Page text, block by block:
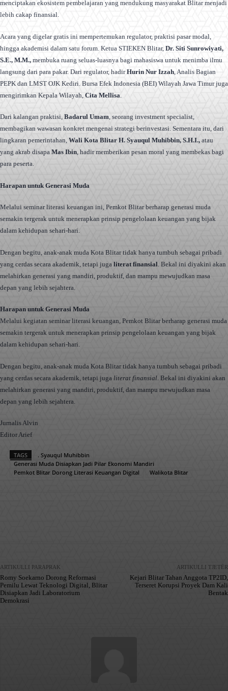
menciptakan ekosistem pembelajaran yang mendukung masyarakat Blitar menjadi
lebih cakap finansial.
Acara yang digelar gratis ini mempertemukan regulator, praktisi pasar modal,
hingga akademisi dalam satu forum. Ketua STIEKEN Blitar, Dr. Siti Sunrowiyati,
S.E., M.M., membuka ruang seluas-luasnya bagi mahasiswa untuk menimba ilmu
langsung dari para pakar. Dari regulator, hadirHurin Nur Izzah , Analis Bagian
PEPK dan LMST OJK Kediri. Bursa Efek Indonesia (BEI) Wilayah Jawa Timur juga
mengirimkan Kepala Wilayah, Cita Mellisa
Dari kalangan praktisi, Badarul Umam, seorang investment specialist,
membagikan wawasan konkret mengenai strategi berinvestasi. Sementara itu, dari
lingkaran pemerintahan, Wali Kota Blitar H. Syauqul Muhibbin, S.H.I., atau
yang akrab disapa Mas Ibin, hadir memberikan pesan moral yang membekas bagi
para peserta.
Harapan untuk Generasi Muda
Melalui seminar literasi keuangan ini, Pemkot Blitar berharap generasi muda
semakin tergerak untuk menerapkan prinsip pengelolaan keuangan yang bijak
dalam kehidupan sehari-hari.
Dengan begitu, anak-anak muda Kota Blitar tidak hanya tumbuh sebagai pribadi
yang cerdas secara akademik, tetapi juga literat finansial . Bekal ini diyakini akan
melahirkan generasi yang mandiri, produktif, dan mampu mewujudkan masa
depan yang lebih sejahtera.
Harapan untuk Generasi Muda
Melalui kegiatan seminar literasi keuangan, Pemkot Blitar berharap generasi muda
semakin tergerak untuk menerapkan prinsip pengelolaan keuangan yang bijak
dalam kehidupan sehari-hari.
Dengan begitu, anak-anak muda Kota Blitar tidak hanya tumbuh sebagai pribadi
yang cerdas secara akademik, tetapi juga literat finansial . Bekal ini diyakini akan
melahirkan generasi yang mandiri, produktif, dan mampu mewujudkan masa
depan yang lebih sejahtera.
Jurnalis Alvin
Editor Arief
TAGS
. Syauqul Muhibbin
Generasi Muda Disiapkan Jadi Pilar Ekonomi Mandiri
Pemkot Blitar Dorong Literasi Keuangan Digital
Walikota Blitar
ARTIKULLI PARAPRAK
Romy Soekarno Dorong Reformasi
Pemilu Lewat Teknologi Digital, Blitar
Disiapkan Jadi Laboratorium
Demokrasi
ARTIKULLI TJETËR
Kejari Blitar Tahan Anggota TP2ID,
Terseret Korupsi Proyek Dam Kali
Bentak